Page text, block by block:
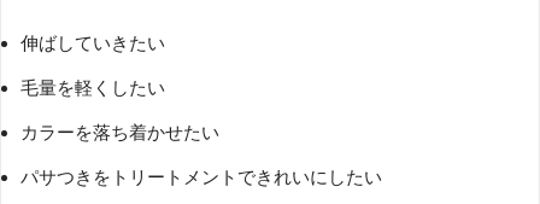
伸ばしていきたい
毛量を軽くしたい
カラーを落ち着かせたい
パサつきをトリートメントできれいにしたい